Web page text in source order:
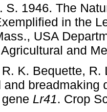
S. 1946. The
in the
USA
and
K. Bequette,
and breadmaking
Lr41. Crop